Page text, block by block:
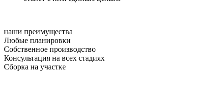
наши преимущества
Любые планировки
Собственное производство
Консультация на всех стадиях
Сборка на участке